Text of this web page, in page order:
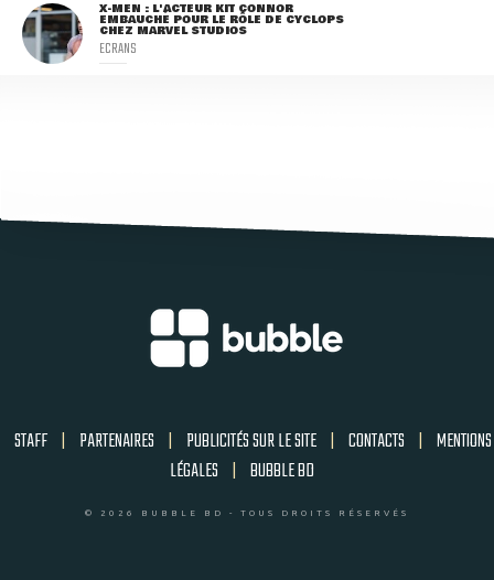
X-MEN : L'ACTEUR KIT CONNOR
EMBAUCHÉ POUR LE RÔLE DE CYCLOPS
CHEZ MARVEL STUDIOS
ECRANS
STAFF | PARTENAIRES | PUBLICITÉS SUR LE SITE | CONTACTS | MENTIONS
LÉGALES | BUBBLE BD
© 2026 BUBBLE BD - TOUS DROITS RÉSERVÉS